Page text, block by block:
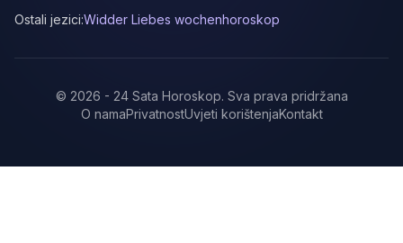
Ostali jezici:Widder Liebes wochenhoroskop
© 2026 - 24 Sata Horoskop. Sva prava pridržana
O namaPrivatnostUvjeti korištenjaKontakt